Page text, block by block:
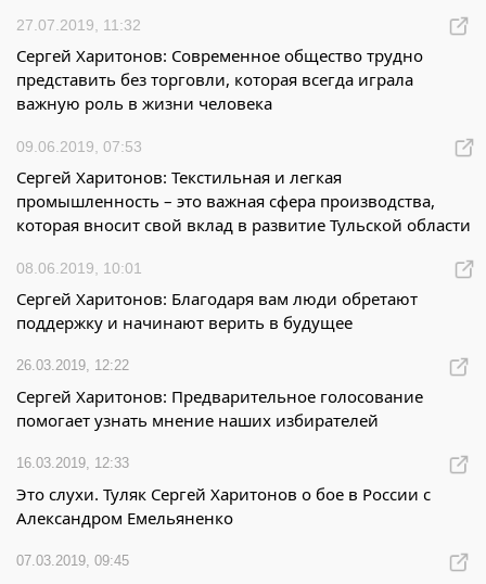
27.07.2019, 11:32
Сергей Харитонов: Современное общество трудно
представить без торговли, которая всегда играла
важную роль в жизни человека
09.06.2019, 07:53
Сергей Харитонов: Текстильная и легкая
промышленность – это важная сфера производства,
которая вносит свой вклад в развитие Тульской области
08.06.2019, 10:01
Сергей Харитонов: Благодаря вам люди обретают
поддержку и начинают верить в будущее
26.03.2019, 12:22
Сергей Харитонов: Предварительное голосование
помогает узнать мнение наших избирателей
16.03.2019, 12:33
Это слухи. Туляк Сергей Харитонов о бое в России с
Александром Емельяненко
07.03.2019, 09:45